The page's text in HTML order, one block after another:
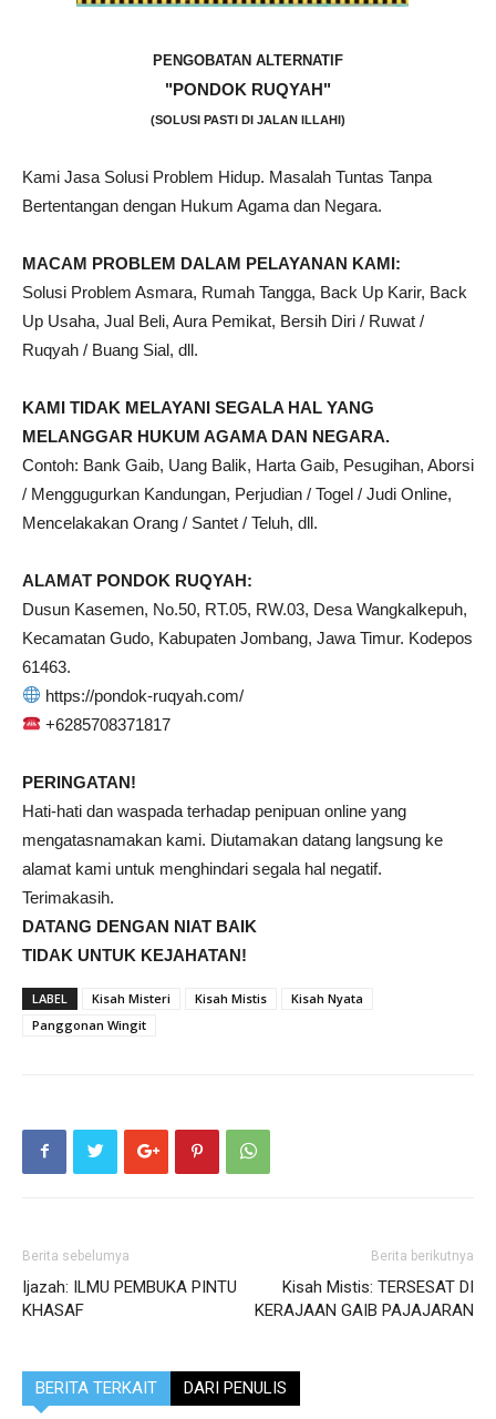
PENGOBATAN ALTERNATIF
"PONDOK RUQYAH"
(SOLUSI PASTI DI JALAN ILLAHI)
Kami Jasa Solusi Problem Hidup. Masalah Tuntas Tanpa
Bertentangan dengan Hukum Agama dan Negara.
MACAM PROBLEM DALAM PELAYANAN KAMI:
Solusi Problem Asmara, Rumah Tangga, Back Up Karir, Back
Up Usaha, Jual Beli, Aura Pemikat, Bersih Diri / Ruwat /
Ruqyah / Buang Sial, dll.
KAMI TIDAK MELAYANI SEGALA HAL YANG
MELANGGAR HUKUM AGAMA DAN NEGARA.
Contoh: Bank Gaib, Uang Balik, Harta Gaib, Pesugihan, Aborsi
/ Menggugurkan Kandungan, Perjudian / Togel / Judi Online,
Mencelakakan Orang / Santet / Teluh, dll.
ALAMAT PONDOK RUQYAH:
Dusun Kasemen, No.50, RT.05, RW.03, Desa Wangkalkepuh,
Kecamatan Gudo, Kabupaten Jombang, Jawa Timur. Kodepos
61463.
https://pondok-ruqyah.com/
+6285708371817
PERINGATAN!
Hati-hati dan waspada terhadap penipuan online yang
mengatasnamakan kami. Diutamakan datang langsung ke
alamat kami untuk menghindari segala hal negatif.
Terimakasih.
DATANG DENGAN NIAT BAIK
TIDAK UNTUK KEJAHATAN!
LABEL Kisah Misteri Kisah Mistis
Kisah Nyata
Panggonan Wingit
Berita sebelumya
Ijazah: ILMU PEMBUKA PINTU
KHASAF
Berita berikutnya
Kisah Mistis: TERSESAT DI
KERAJAAN GAIB PAJAJARAN
BERITA TERKAIT DARI PENULIS